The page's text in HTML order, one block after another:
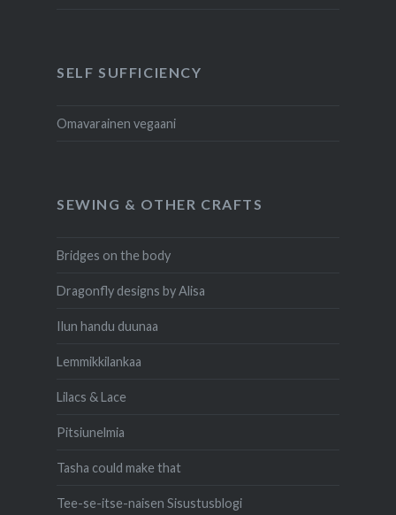
SELF SUFFICIENCY
Omavarainen vegaani
SEWING & OTHER CRAFTS
Bridges on the body
Dragonfly designs by Alisa
Ilun handu duunaa
Lemmikkilankaa
Lilacs & Lace
Pitsiunelmia
Tasha could make that
Tee-se-itse-naisen Sisustusblogi